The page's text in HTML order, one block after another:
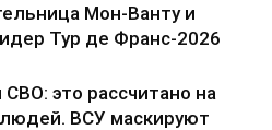
Мон-Ванту и
Тур де Франс-2026
это рассчитано на
ВСУ маскируют